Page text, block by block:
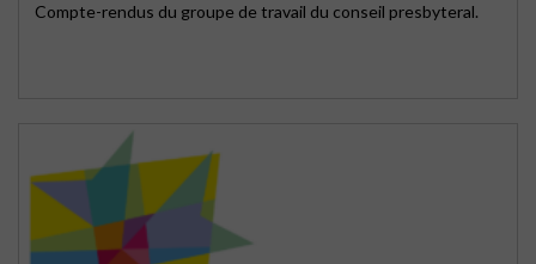
Compte-rendus du groupe de travail du conseil presbyteral.